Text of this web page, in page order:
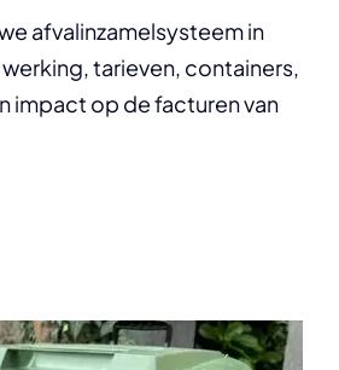
afvalinzamelsysteem in
werking, tarieven, containers,
impact op de facturen van